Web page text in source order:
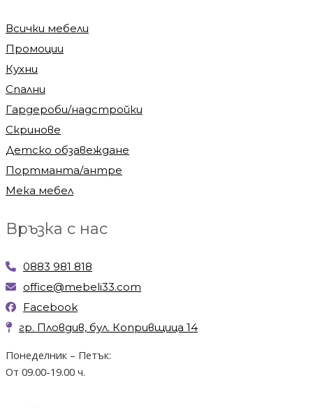
Всички мебели
Промоции
Кухни
Спални
Гардероби/надстройки
Скринове
Детско обзавеждане
Портманта/антре
Мека мебел
Връзка с нас
0883 981 818
office@mebeli33.com
Facebook
гр. Пловдив, бул. Копривщица 14
Понеделник – Петък:
От 09.00-19.00 ч.